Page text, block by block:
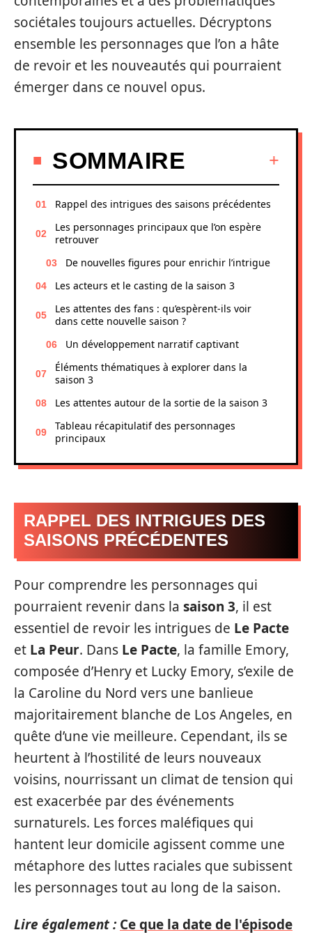
sociétales toujours actuelles. Décryptons
ensemble les personnages que l’on a hâte
de revoir et les nouveautés qui pourraient
émerger dans ce nouvel opus.
SOMMAIRE
Rappel des intrigues des saisons précédentes
Les personnages principaux que l’on espère
retrouver
De nouvelles figures pour enrichir l’intrigue
Les acteurs et le casting de la saison 3
Les attentes des fans : qu’espèrent-ils voir
dans cette nouvelle saison ?
Un développement narratif captivant
Éléments thématiques à explorer dans la
saison 3
Les attentes autour de la sortie de la saison 3
Tableau récapitulatif des personnages
principaux
RAPPEL DES INTRIGUES DES
SAISONS PRÉCÉDENTES
Pour comprendre les personnages qui
pourraient revenir dans la saison 3, il est
essentiel de revoir les intrigues de Le Pacte
et La Peur. Dans Le Pacte, la famille Emory,
composée d’Henry et Lucky Emory, s’exile de
la Caroline du Nord vers une banlieue
majoritairement blanche de Los Angeles, en
quête d’une vie meilleure. Cependant, ils se
heurtent à l’hostilité de leurs nouveaux
voisins, nourrissant un climat de tension qui
est exacerbée par des événements
surnaturels. Les forces maléfiques qui
hantent leur domicile agissent comme une
métaphore des luttes raciales que subissent
les personnages tout au long de la saison.
Lire également : Ce que la date de l'épisode